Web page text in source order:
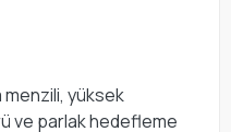
menzili, yüksek
ve parlak hedefleme